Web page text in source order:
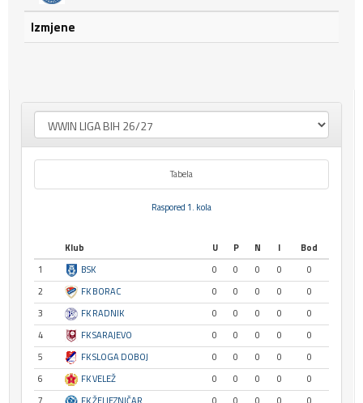
Izmjene
Tabela
Raspored 1. kola
Klub U P N I
Bod
1
BSK 0 0 0 0
0
2
FK BORAC 0 0 0 0
0
3
FK RADNIK 0 0 0 0
0
4
FK SARAJEVO 0 0 0 0
0
5
FK SLOGA DOBOJ 0 0 0 0
0
6
FK VELEŽ 0 0 0 0
0